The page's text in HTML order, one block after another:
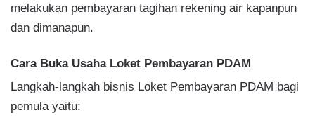
melakukan pembayaran tagihan rekening air kapanpun
dan dimanapun.
Cara Buka Usaha Loket Pembayaran PDAM
Langkah-langkah bisnis Loket Pembayaran PDAM bagi
pemula yaitu: